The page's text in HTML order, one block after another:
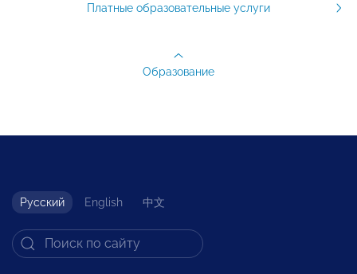
Платные образовательные услуги
Образование
Русский English 中文